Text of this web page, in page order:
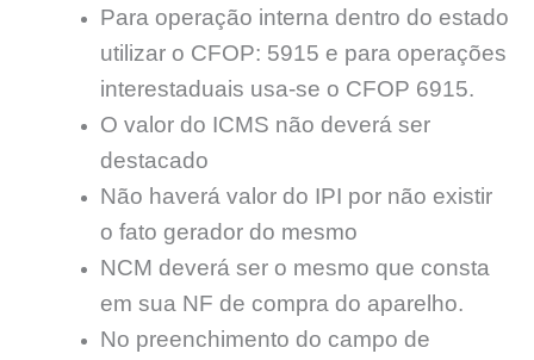
Para operação interna dentro do estado
utilizar o CFOP: 5915 e para operações
interestaduais usa-se o CFOP 6915.
O valor do ICMS não deverá ser
destacado
Não haverá valor do IPI por não existir
o fato gerador do mesmo
NCM deverá ser o mesmo que consta
em sua NF de compra do aparelho.
No preenchimento do campo de